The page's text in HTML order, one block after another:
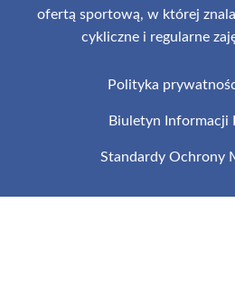
ofertą sportową, w której
cykliczne i regularne
Polityka
Biuletyn Informacji
Standardy Ochrony